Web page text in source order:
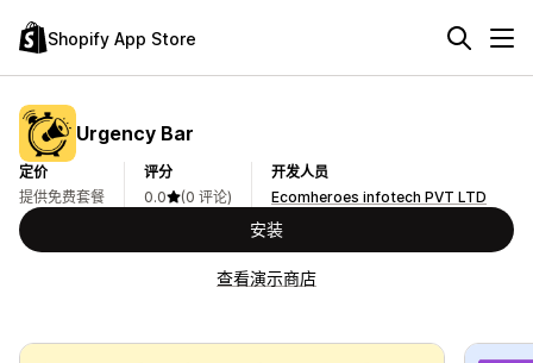
Shopify App Store
Urgency Bar
定价
提供免费套餐
评分
0.0
(0 评论)
开发人员
Ecomheroes infotech PVT LTD
安装
查看演示商店